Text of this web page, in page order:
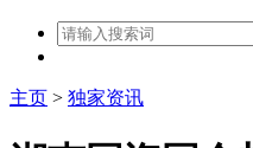
主页 > 独家资讯